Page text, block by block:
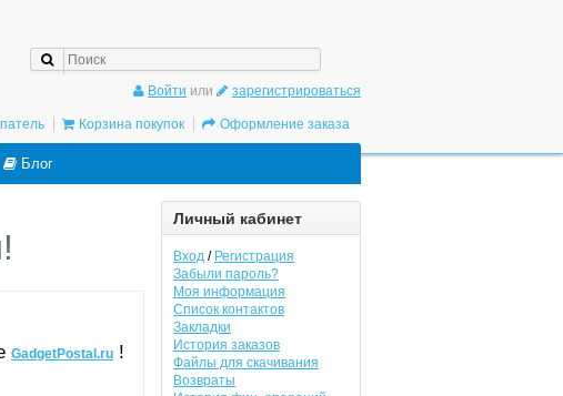
Войти или зарегистрироваться
Корзина покупок Оформление заказа
Блог
Личный кабинет
Вход / Регистрация
Забыли пароль?
Моя информация
Список контактов
Закладки
История заказов
Файлы для скачивания
Возвраты
GadgetPostal.ru !